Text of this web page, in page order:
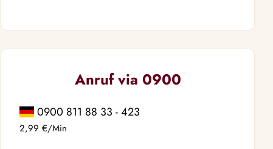
Anruf via 0900
0900 811 88 33 - 423
2,99 €/Min